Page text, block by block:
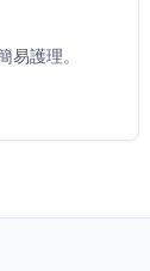
易護理。